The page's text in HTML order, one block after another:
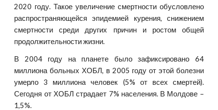
2020 году. Такое увеличение смертности обусловлено
распространяющейся эпидемией курения, снижением
смертности среди других причин и ростом общей
продолжительности жизни.
В 2004 году на планете было зафиксировано 64
миллиона больных ХОБЛ, в 2005 году от этой болезни
умерло 3 миллиона человек (5% от всех смертей).
Сегодня от ХОБЛ страдает 7% населения. В Молдове –
1,5%.